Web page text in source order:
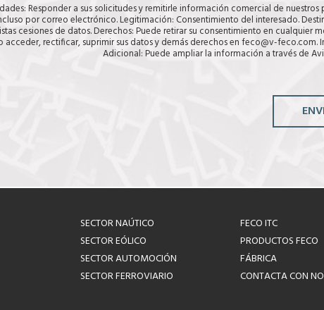
Responder a sus solicitudes y remitirle información comercial de nuestros
por correo electrónico. Legitimación: Consentimiento del interesado.
cesiones de datos. Derechos: Puede retirar su consentimiento en cualquier
acceder, rectificar, suprimir sus datos y demás derechos en feco@v-feco.com.
Adicional: Puede ampliar la información a través de
SECTOR NAÚTICO
SECTOR EÓLICO
SECTOR AUTOMOCIÓN
SECTOR FERROVIARIO
FECO ITC
PRODUCTOS FECO
FÁBRICA
CONTACTA CON